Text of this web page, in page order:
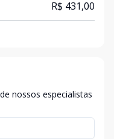
R$ 431,00
nossos especialistas